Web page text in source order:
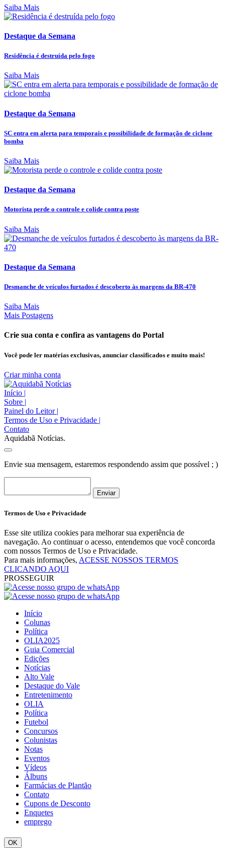
Saiba Mais
Destaque da Semana
Residência é destruída pelo fogo
Saiba Mais
Destaque da Semana
SC entra em alerta para temporais e possibilidade de formação de ciclone
bomba
Saiba Mais
Destaque da Semana
Motorista perde o controle e colide contra poste
Saiba Mais
Destaque da Semana
Desmanche de veículos furtados é descoberto às margens da BR-470
Saiba Mais
Mais Postagens
Crie sua conta e confira as vantagens do Portal
Você pode ler matérias exclusivas, anunciar classificados e muito mais!
Criar minha conta
Início |
Sobre |
Painel do Leitor |
Termos de Uso e Privacidade |
Contato
Aquidabã Notícias.
Envie sua mensagem, estaremos respondendo assim que possível ; )
Enviar
Termos de Uso e Privacidade
Esse site utiliza cookies para melhorar sua experiência de
navegação. Ao continuar o acesso, entendemos que você concorda
com nossos Termos de Uso e Privacidade.
Para mais informações, ACESSE NOSSOS TERMOS
CLICANDO AQUI
PROSSEGUIR
Início
Colunas
Política
OLIA2025
Guia Comercial
Edições
Notícias
Alto Vale
Destaque do Vale
Entretenimento
OLIA
Política
Futebol
Concursos
Colunistas
Notas
Eventos
Vídeos
Álbuns
Farmácias de Plantão
Contato
Cupons de Desconto
Enquetes
emprego
OK